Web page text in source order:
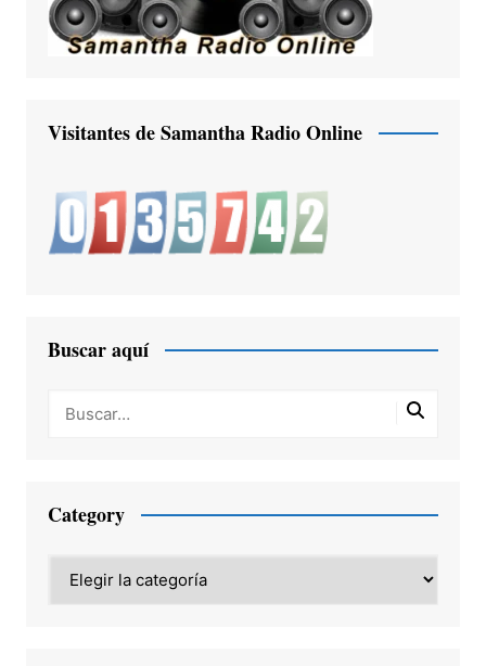
Visitantes de Samantha Radio Online
Buscar aquí
Category